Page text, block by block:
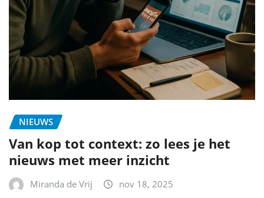
NIEUWS
Van kop tot context: zo lees je het
nieuws met meer inzicht
Miranda de Vrij nov 18, 2025